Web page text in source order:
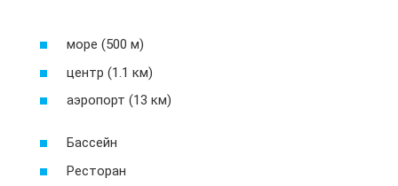
море (500 м)
центр (1.1 км)
аэропорт (13 км)
Бассейн
Ресторан